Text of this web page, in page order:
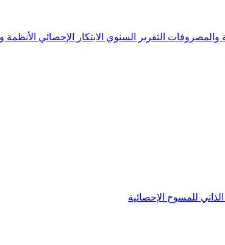
والمصروفات التقرير السنوي الابتكار الإحصائي الأنظمة
للمسوح الإحصائية